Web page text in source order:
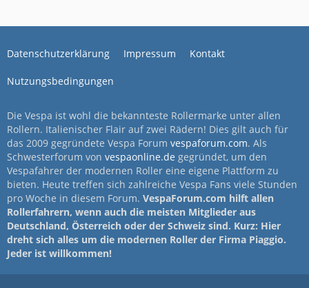
Datenschutzerklärung Impressum Kontakt
Nutzungsbedingungen
Die Vespa ist wohl die bekannteste Rollermarke unter allen
Rollern. Italienischer Flair auf zwei Rädern! Dies gilt auch für
das 2009 gegründete Vespa Forum vespaforum.com. Als
Schwesterforum von vespaonline.de gegründet, um den
Vespafahrer der modernen Roller eine eigene Plattform zu
bieten. Heute treffen sich zahlreiche Vespa Fans viele Stunden
pro Woche in diesem Forum. VespaForum.com hilft allen
Rollerfahrern, wenn auch die meisten Mitglieder aus
Deutschland, Österreich oder der Schweiz sind. Kurz: Hier
dreht sich alles um die modernen Roller der Firma Piaggio.
Jeder ist willkommen!